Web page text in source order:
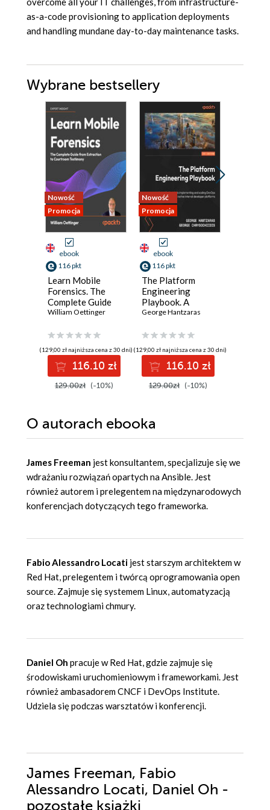
as-a-code provisioning to application deployments
and handling mundane day-to-day maintenance tasks.
Wybrane bestsellery
Nowość
Promocja
ebook
116 pkt
Learn Mobile
Forensics. The
Complete Guide
from Extraction to
Testimony
William Oettinger
(129,00 zł najniższa cena z 30 dni)
116.10 zł
129.00zł (-10%)
Nowość
Promocja
ebook
116 pkt
The Platform
Engineering
Playbook. A
practical guide to
scaling DevOps
with cloud native
internal developer
platforms
George Hantzaras
(129,00 zł najniższa cena z 30 dni)
116.10 zł
129.00zł (-10%)
O autorach ebooka
James Freeman jest konsultantem, specjalizuje się we
wdrażaniu rozwiązań opartych na Ansible. Jest
również autorem i prelegentem na międzynarodowych
konferencjach dotyczących tego frameworka.
Fabio Alessandro Locati jest starszym architektem w
Red Hat, prelegentem i twórcą oprogramowania open
source. Zajmuje się systemem Linux, automatyzacją
oraz technologiami chmury.
Daniel Oh pracuje w Red Hat, gdzie zajmuje się
środowiskami uruchomieniowym i frameworkami. Jest
również ambasadorem CNCF i DevOps Institute.
Udziela się podczas warsztatów i konferencji.
James Freeman, Fabio
Alessandro Locati, Daniel Oh -
pozostałe książki